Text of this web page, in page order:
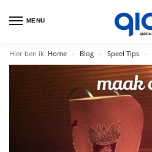
MENU
Hier ben ik: Home » Blog » Speel Tips »